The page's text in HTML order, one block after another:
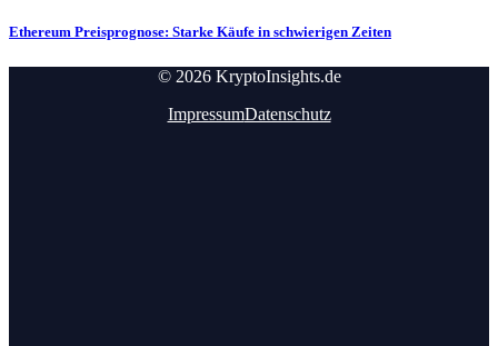
Ethereum Preisprognose: Starke Käufe in schwierigen Zeiten
© 2026 KryptoInsights.de
ImpressumDatenschutz